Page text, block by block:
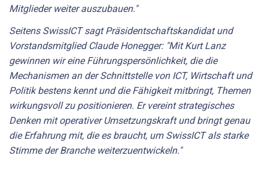
Mitglieder weiter auszubauen."
Seitens SwissICT sagt Präsidentschaftskandidat und
Vorstandsmitglied Claude Honegger: "Mit Kurt Lanz
gewinnen wir eine Führungspersönlichkeit, die die
Mechanismen an der Schnittstelle von ICT, Wirtschaft und
Politik bestens kennt und die Fähigkeit mitbringt, Themen
wirkungsvoll zu positionieren. Er vereint strategisches
Denken mit operativer Umsetzungskraft und bringt genau
die Erfahrung mit, die es braucht, um SwissICT als starke
Stimme der Branche weiterzuentwickeln."